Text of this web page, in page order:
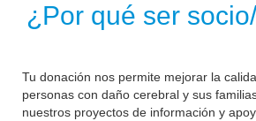
¿Por qué ser
Tu donación nos permite mejorar la
personas con daño cerebral y sus
nuestros proyectos de información y